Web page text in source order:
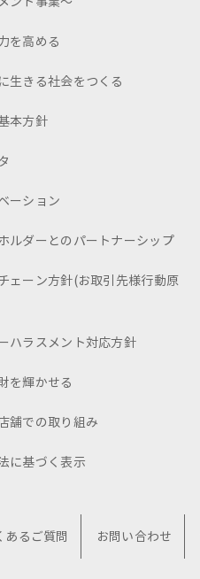
を高める
生きる社会をつくる
本方針
ーション
ルダーとのパートナーシップ
ェーン方針(お取引先様行動原
ハラスメント対応方針
を輝かせる
舗での取り組み
に基づく表示
あるご質問 お問い合わせ